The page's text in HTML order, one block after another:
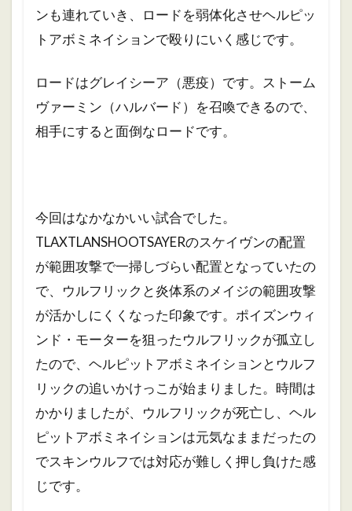
ンも連れていき、ロードを弱体化させヘルピッ
トアボミネイションで殴りにいく感じです。
ロードはグレイシーア（悪疫）です。ストーム
ヴァーミン（ハルバード）を召喚できるので、
相手にすると面倒なロードです。
今回はなかなかいい試合でした。
TLAXTLANSHOOTSAYERのスケイヴンの配置
が範囲攻撃で一掃しづらい配置となっていたの
で、ウルフリックと炎体系のメイジの範囲攻撃
が活かしにくくなった印象です。 ポイズンウィ
ンド・モーターを狙ったウルフリックが孤立し
たので、ヘルピットアボミネイションとウルフ
リックの追いかけっこが始まりました。時間は
かかりましたが、ウルフリックが死亡し、ヘル
ピットアボミネイションは元気なままだったの
でスキンウルフでは対応が難しく押し負けた感
じです。